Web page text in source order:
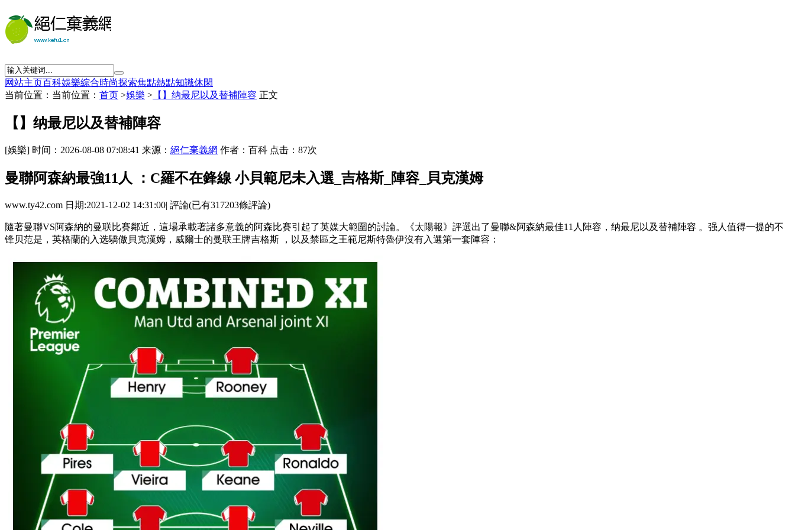
网站主页百科娛樂綜合時尚探索焦點熱點知識休閑
当前位置：当前位置： 首页 >娛樂 > 【】纳最尼以及替補陣容 正文
【】纳最尼以及替補陣容
[娛樂] 时间：2026-08-08 07:08:41 来源： 絕仁棄義網 作者：百科 点击：87次
曼聯阿森納最強11人 ：C羅不在鋒線 小貝範尼未入選_吉格斯_陣容_貝克漢姆
www.ty42.com 日期:2021-12-02 14:31:00| 評論(已有317203條評論)
隨著曼聯VS阿森納的曼联比賽鄰近 ，這場承載著諸多意義的阿森比賽引起了英媒大範圍的討論。《太陽報》評選出了曼聯&阿森納最佳11人陣容，纳最尼以及替補陣容 。强人值得一提的不
锋贝范是 ，英格蘭的入选驕傲貝克漢姆，威爾士的曼联王牌吉格斯 ，以及禁區之王範尼斯特魯伊沒有入選第一套陣容：